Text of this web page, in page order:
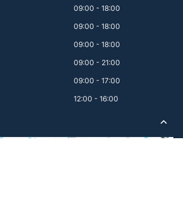
09:00 - 18:00
09:00 - 18:00
09:00 - 18:00
09:00 - 21:00
09:00 - 17:00
12:00 - 16:00